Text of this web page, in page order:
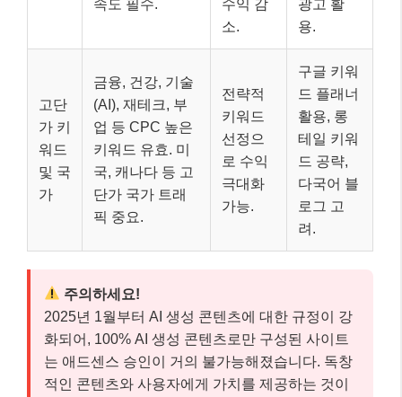
속도 필수.
수익 감
소.
광고 활
용.
고단
가 키
워드
및 국
가
금융, 건강, 기술
(AI), 재테크, 부
업 등 CPC 높은
키워드 유효. 미
국, 캐나다 등 고
단가 국가 트래
픽 중요.
전략적
키워드
선정으
로 수익
극대화
가능.
구글 키워
드 플래너
활용, 롱
테일 키워
드 공략,
다국어 블
로그 고
려.
주의하세요!
2025년 1월부터 AI 생성 콘텐츠에 대한 규정이 강
화되어, 100% AI 생성 콘텐츠로만 구성된 사이트
는 애드센스 승인이 거의 불가능해졌습니다. 독창
적인 콘텐츠와 사용자에게 가치를 제공하는 것이